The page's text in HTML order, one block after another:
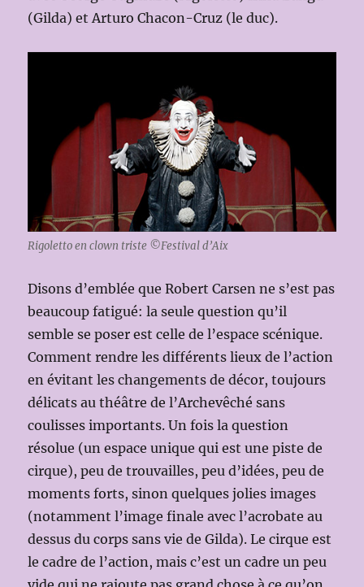
(Gilda) et Arturo Chacon-Cruz (le duc).
Rigoletto en clown triste ©Festival d’Aix
Disons d’emblée que Robert Carsen ne s’est pas
beaucoup fatigué: la seule question qu’il
semble se poser est celle de l’espace scénique.
Comment rendre les différents lieux de l’action
en évitant les changements de décor, toujours
délicats au théâtre de l’Archevêché sans
coulisses importants. Un fois la question
résolue (un espace unique qui est une piste de
cirque), peu de trouvailles, peu d’idées, peu de
moments forts, sinon quelques jolies images
(notamment l’image finale avec l’acrobate au
dessus du corps sans vie de Gilda). Le cirque est
le cadre de l’action, mais c’est un cadre un peu